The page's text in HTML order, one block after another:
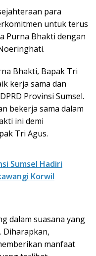
para
untuk terus
Purna Bhakti dengan
Bhakti, Bapak Tri
kerja sama dan
Provinsi Sumsel.
bekerja sama dalam
ini demi
Tri Agus.
Sumsel Hadiri
Korwil
dalam suasana yang
Diharapkan,
manfaat